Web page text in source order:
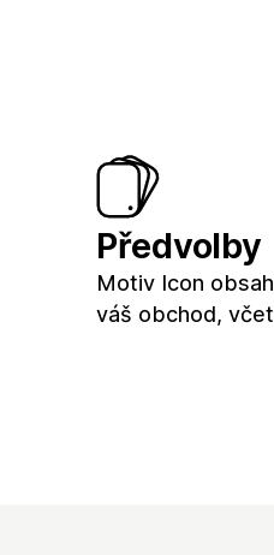
Předvolby
Motiv Icon
váš obchod,